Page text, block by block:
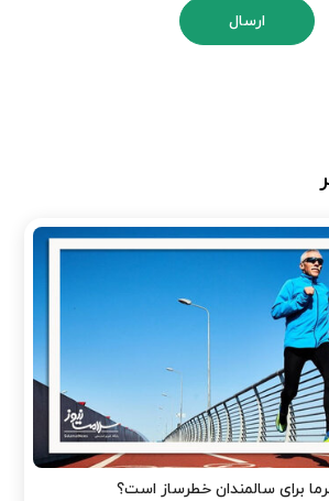
ارسال
برای سالمندان خطرساز است؟